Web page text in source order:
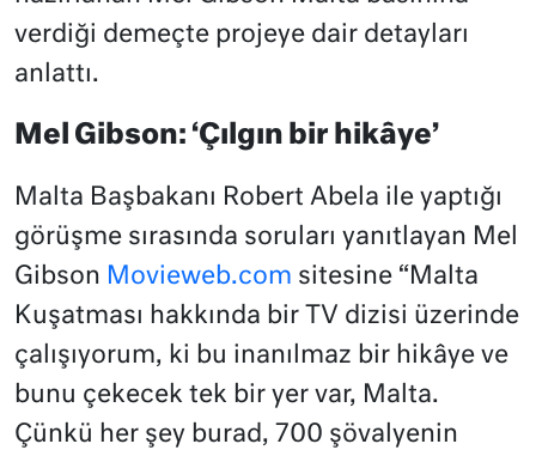
verdiği demeçte projeye dair detayları
anlattı.
Mel Gibson: ‘Çılgın bir hikâye’
Malta Başbakanı Robert Abela ile yaptığı
görüşme sırasında soruları yanıtlayan Mel
Gibson Movieweb.com sitesine “Malta
Kuşatması hakkında bir TV dizisi üzerinde
çalışıyorum, ki bu inanılmaz bir hikâye ve
bunu çekecek tek bir yer var, Malta.
Çünkü her şey burad, 700 şövalyenin